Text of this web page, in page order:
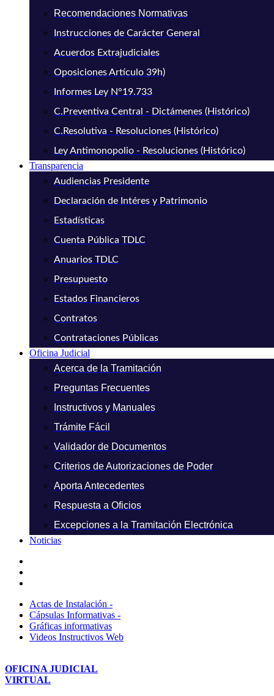
Recomendaciones Normativas
Instrucciones de Carácter General
Acuerdos Extrajudiciales
Oposiciones Artículo 39h)
Informes Ley N°19.733
C.Preventiva Central - Dictámenes (Histórico)
C.Resolutiva - Resoluciones (Histórico)
Ley Antimonopolio - Resoluciones (Histórico)
Transparencia
Audiencias Presidente
Declaración de Intéres y Patrimonio
Estadísticas
Cuenta Pública TDLC
Anuarios TDLC
Presupuesto
Estados Financieros
Contratos
Contrataciones Públicas
Oficina Judicial
Acerca de la Tramitación
Preguntas Frecuentes
Instructivos y Manuales
Trámite Fácil
Validador de Documentos
Criterios de Autorizaciones de Poder
Aporta Antecedentes
Respuesta a Oficios
Excepciones a la Tramitación Electrónica
Noticias
Actas de Instalación -
Cápsulas Informativas -
Gráficas informativas
Videos Instructivos Web
OFICINA JUDICIAL
VIRTUAL